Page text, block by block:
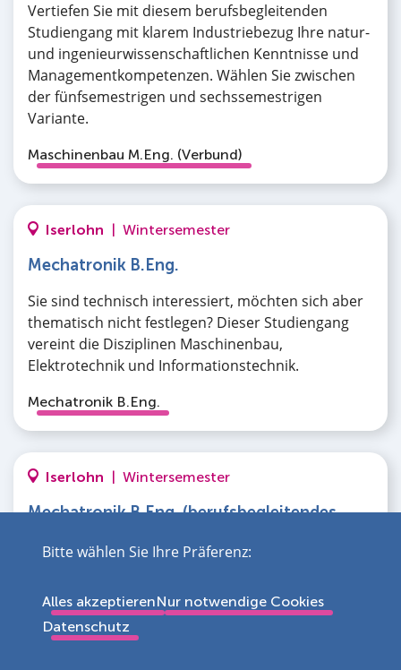
Vertiefen Sie mit diesem berufsbegleitenden
Studiengang mit klarem Industriebezug Ihre natur-
und ingenieurwissenschaftlichen Kenntnisse und
Managementkompetenzen. Wählen Sie zwischen
der fünfsemestrigen und sechssemestrigen
Variante.
Maschinenbau M.Eng. (Verbund)
Iserlohn Wintersemester
Mechatronik B.Eng.
Sie sind technisch interessiert, möchten sich aber
thematisch nicht festlegen? Dieser Studiengang
vereint die Disziplinen Maschinenbau,
Elektrotechnik und Informationstechnik.
Mechatronik B.Eng.
Iserlohn Wintersemester
Mechatronik B.Eng. (berufsbegleitendes
Mittelpunkt. Mit der modernen Ingenieursdisziplin
werden Sie zur gefragten Fachkraft.
Bitte wählen Sie Ihre Präferenz:
Alles akzeptierenNur notwendige Cookies
Datenschutz